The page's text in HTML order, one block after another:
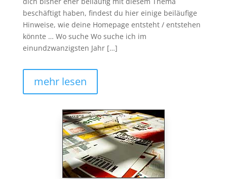
beschäftigt haben, findest du hier einige beiläufige
Hinweise, wie deine Homepage entsteht / entstehen
könnte … Wo suche Wo suche ich im
einundzwanzigsten Jahr […]
mehr lesen